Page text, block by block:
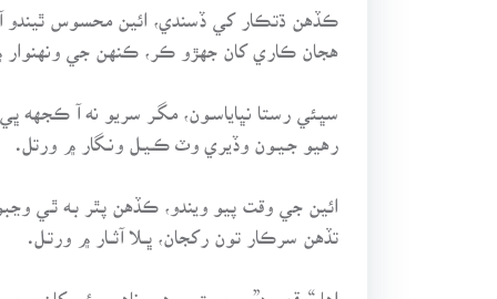
ڪڏهن ڌتڪار کي ڏسندي، ائين محسوس ٿيندو
هجان ڪاري کان جهڙو ڪر، ڪنهن جي ونهنوار
سڀئي رستا نڀاياسـون، مگـر سريو نه آ ڪجهه
رهيو جـيـون وڏيري وٽ ڪـيـل ونـگار ۾ ورتل.
ائين جي وقت پيو ويندو، ڪڏهن پٿر بـه ٿـي
تڏهن سرڪار تون رکجان، ڀــلا آثــار ۾ ورتـل.
اها “مقصود” ۾ مستي رهـي ناهي وئي کان پوءِ،